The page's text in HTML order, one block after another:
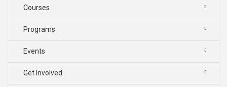
Courses
Programs
Events
Get Involved